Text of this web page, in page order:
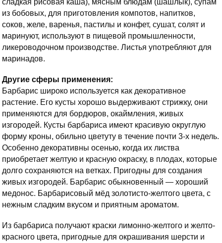
сладкая рисовая каша), мясным блюдам (шашлык), супам
из бобовых, для приготовления компотов, напитков,
соков, желе, варенья, пастилы и конфет, сушат, солят и
маринуют, используют в пищевой промышленности,
ликероводочном производстве. Листья употребляют для
маринадов.
Другие сферы применения:
Барбарис широко используется как декоративное
растение. Его кусты хорошо выдерживают стрижку, они
применяются для бордюров, окаймления, живых
изгородей. Кусты барбариса имеют красивую округлую
форму кроны, обильно цветуту в течение почти 3-х недель.
Особенно декоративны осенью, когда их листва
приобретает желтую и красную окраску, в плодах, которые
долго сохраняются на ветках. Пригодны для создания
живых изгородей. Барбарис обыкновенный — хороший
медонос. Барбарисовый мёд золотисто-желтого цвета, с
нежным сладким вкусом и приятным ароматом.
Из барбариса получают краски лимонно-желтого и желто-
красного цвета, пригодные для окрашивания шерсти и